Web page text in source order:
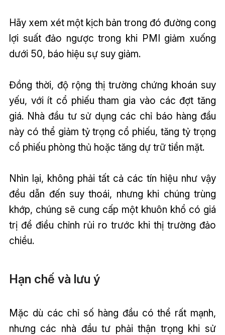
Hãy xem xét một kịch bản trong đó đường cong
lợi suất đảo ngược trong khi PMI giảm xuống
dưới 50, báo hiệu sự suy giảm.
Đồng thời, độ rộng thị trường chứng khoán suy
yếu, với ít cổ phiếu tham gia vào các đợt tăng
giá. Nhà đầu tư sử dụng các chỉ báo hàng đầu
này có thể giảm tỷ trọng cổ phiếu, tăng tỷ trọng
cổ phiếu phòng thủ hoặc tăng dự trữ tiền mặt.
Nhìn lại, không phải tất cả các tín hiệu như vậy
đều dẫn đến suy thoái, nhưng khi chúng trùng
khớp, chúng sẽ cung cấp một khuôn khổ có giá
trị để điều chỉnh rủi ro trước khi thị trường đảo
chiều.
Hạn chế và lưu ý
Mặc dù các chỉ số hàng đầu có thể rất mạnh,
nhưng các nhà đầu tư phải thận trọng khi sử